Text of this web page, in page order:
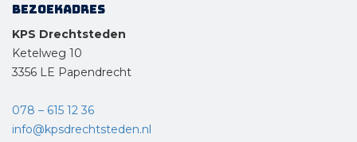
Bezoekadres
KPS Drechtsteden
Ketelweg 10
3356 LE Papendrecht
078 – 615 12 36
info@kpsdrechtsteden.nl